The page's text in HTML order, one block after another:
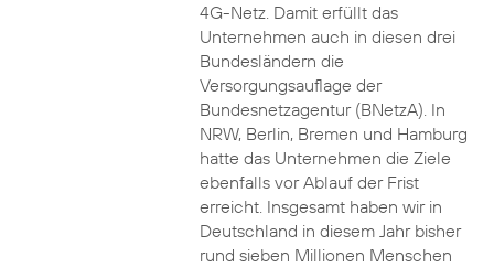
4G-Netz. Damit erfüllt das
Unternehmen auch in diesen drei
Bundesländern die
Versorgungsauflage der
Bundesnetzagentur (BNetzA). In
NRW, Berlin, Bremen und Hamburg
hatte das Unternehmen die Ziele
ebenfalls vor Ablauf der Frist
erreicht. Insgesamt haben wir in
Deutschland in diesem Jahr bisher
rund sieben Millionen Menschen